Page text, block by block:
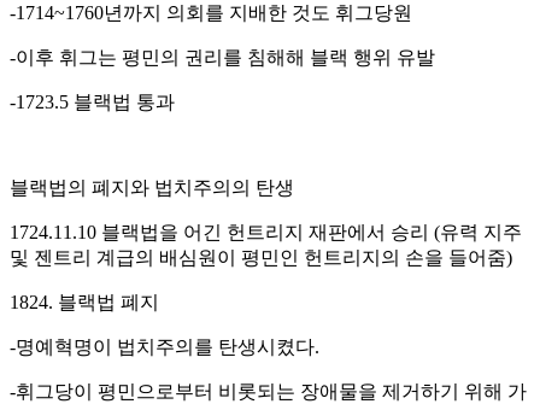
-1714~1760년까지 의회를 지배한 것도 휘그당원
-이후 휘그는 평민의 권리를 침해해 블랙 행위 유발
-1723.5 블랙법 통과
블랙법의 폐지와 법치주의의 탄생
1724.11.10 블랙법을 어긴 헌트리지 재판에서 승리 (유력 지주
및 젠트리 계급의 배심원이 평민인 헌트리지의 손을 들어줌)
1824. 블랙법 폐지
-명예혁명이 법치주의를 탄생시켰다.
-휘그당이 평민으로부터 비롯되는 장애물을 제거하기 위해 가